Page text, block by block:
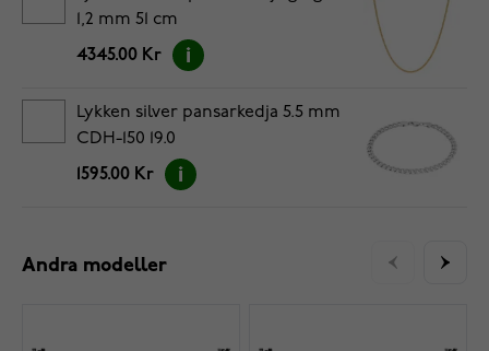
1,2 mm 51 cm
4345.00 Kr
Lykken silver pansarkedja 5.5 mm
CDH-150 19.0
1595.00 Kr
Andra modeller